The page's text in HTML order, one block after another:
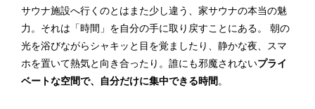
サウナ施設へ行くのとはまた少し違う、家サウナの本当の魅
力。それは「時間」を自分の手に取り戻すことにある。 朝の
光を浴びながらシャキッと目を覚ましたり、静かな夜、スマ
ホを置いて熱気と向き合ったり。誰にも邪魔されないプライ
ベートな空間で、自分だけに集中できる時間 。